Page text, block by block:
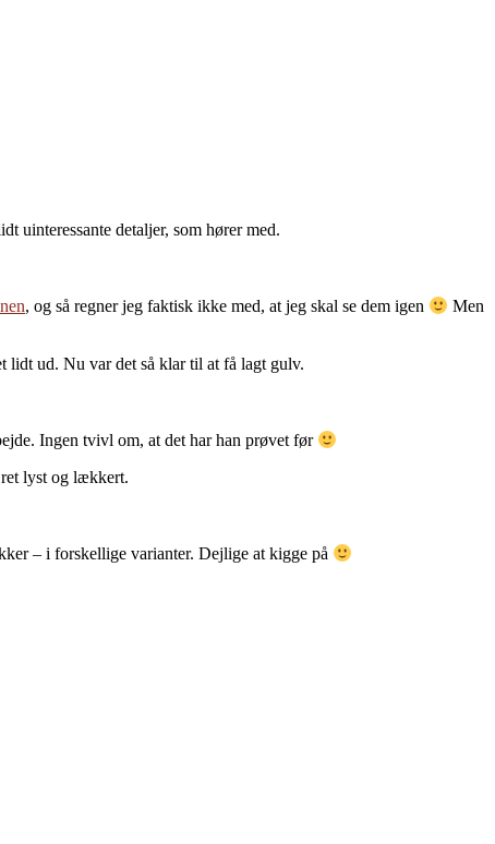
uinteressante detaljer, som hører med.
, og så regner jeg faktisk ikke med, at jeg skal se dem igen
Men
lidt ud. Nu var det så klar til at få lagt gulv.
Ingen tvivl om, at det har han prøvet før
lyst og lækkert.
– i forskellige varianter. Dejlige at kigge på